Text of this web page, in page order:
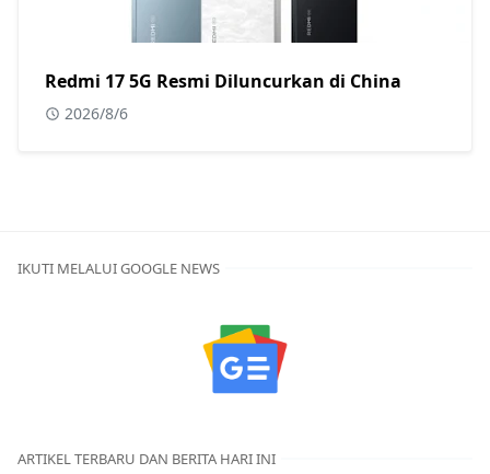
Redmi 17 5G Resmi Diluncurkan di China
2026/8/6
IKUTI MELALUI GOOGLE NEWS
ARTIKEL TERBARU DAN BERITA HARI INI